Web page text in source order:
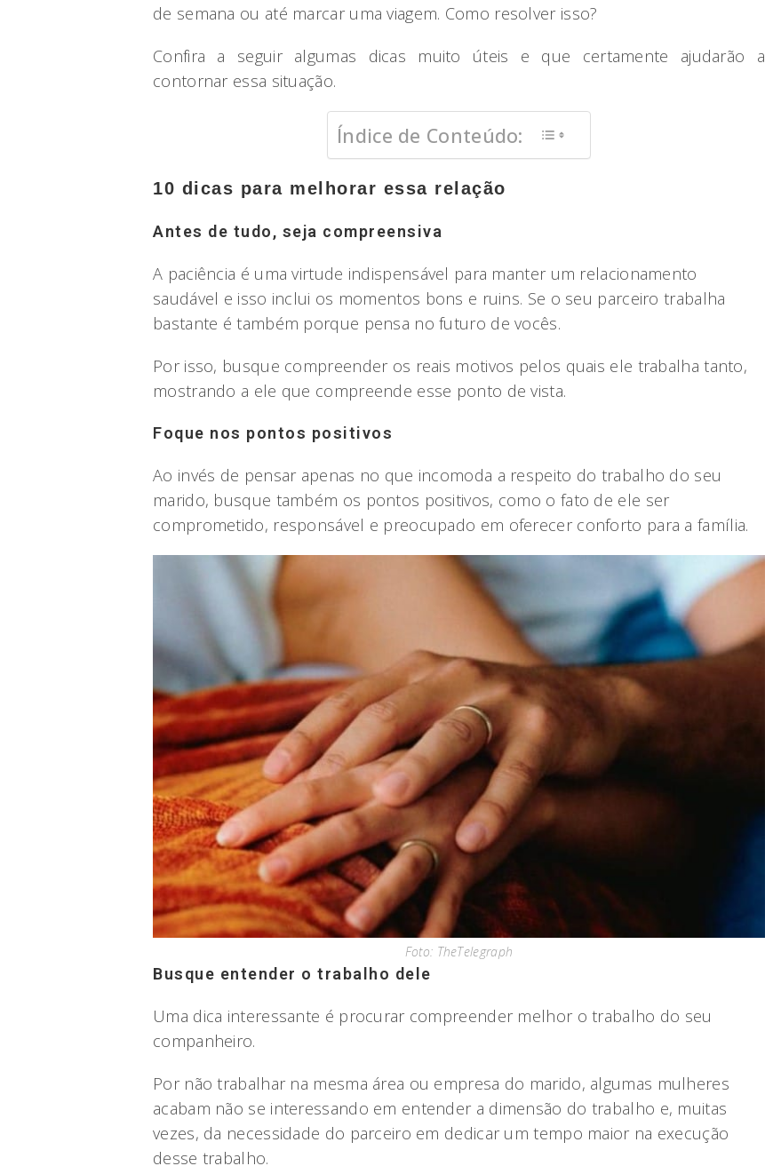
de semana ou até marcar uma viagem. Como resolver isso?
Confira a seguir algumas dicas muito úteis e que certamente ajudarão a
contornar essa situação.
Índice de Conteúdo:
10 dicas para melhorar essa relação
Antes de tudo, seja compreensiva
A paciência é uma virtude indispensável para manter um relacionamento
saudável e isso inclui os momentos bons e ruins. Se o seu parceiro trabalha
bastante é também porque pensa no futuro de vocês.
Por isso, busque compreender os reais motivos pelos quais ele trabalha tanto,
mostrando a ele que compreende esse ponto de vista.
Foque nos pontos positivos
Ao invés de pensar apenas no que incomoda a respeito do trabalho do seu
marido, busque também os pontos positivos, como o fato de ele ser
comprometido, responsável e preocupado em oferecer conforto para a família.
Foto: TheTelegraph
Busque entender o trabalho dele
Uma dica interessante é procurar compreender melhor o trabalho do seu
companheiro.
Por não trabalhar na mesma área ou empresa do marido, algumas mulheres
acabam não se interessando em entender a dimensão do trabalho e, muitas
vezes, da necessidade do parceiro em dedicar um tempo maior na execução
desse trabalho.